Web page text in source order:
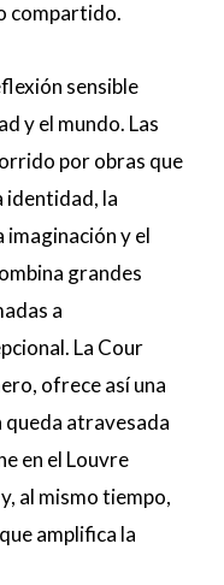
compartido.
sensible
y el mundo. Las
por obras que
identidad, la
imaginación y el
grandes
a
La Cour
ofrece así una
queda atravesada
en el Louvre
al mismo tiempo,
amplifica la